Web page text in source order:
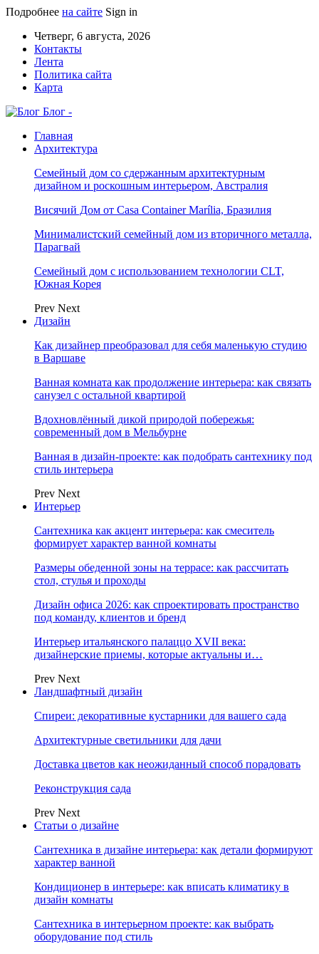
Подробнее на сайте Sign in
Четверг, 6 августа, 2026
Контакты
Лента
Политика сайта
Карта
Блог -
Главная
Архитектура
Семейный дом со сдержанным архитектурным
дизайном и роскошным интерьером, Австралия
Висячий Дом от Casa Container Marília, Бразилия
Минималистский семейный дом из вторичного металла,
Парагвай
Семейный дом с использованием технологии CLT,
Южная Корея
Prev Next
Дизайн
Как дизайнер преобразовал для себя маленькую студию
в Варшаве
Ванная комната как продолжение интерьера: как связать
санузел с остальной квартирой
Вдохновлённый дикой природой побережья:
современный дом в Мельбурне
Ванная в дизайн-проекте: как подобрать сантехнику под
стиль интерьера
Prev Next
Интерьер
Сантехника как акцент интерьера: как смеситель
формирует характер ванной комнаты
Размеры обеденной зоны на террасе: как рассчитать
стол, стулья и проходы
Дизайн офиса 2026: как спроектировать пространство
под команду, клиентов и бренд
Интерьер итальянского палаццо XVII века:
дизайнерские приемы, которые актуальны и…
Prev Next
Ландшафтный дизайн
Спиреи: декоративные кустарники для вашего сада
Архитектурные светильники для дачи
Доставка цветов как неожиданный способ порадовать
Реконструкция сада
Prev Next
Статьи о дизайне
Сантехника в дизайне интерьера: как детали формируют
характер ванной
Кондиционер в интерьере: как вписать климатику в
дизайн комнаты
Сантехника в интерьерном проекте: как выбрать
оборудование под стиль